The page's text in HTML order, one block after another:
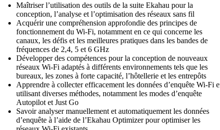
Maîtriser l’utilisation des outils de la suite Ekahau pour la
conception, l’analyse et l’optimisation des réseaux sans fil
Acquérir une compréhension approfondie des principes de
fonctionnement du Wi-Fi, notamment en ce qui concerne les
canaux, les défis et les meilleures pratiques dans les bandes de
fréquences de 2,4, 5 et 6 GHz
Développer des compétences pour la conception de nouveaux
réseaux Wi-Fi adaptés à différents environnements tels que les
bureaux, les zones à forte capacité, l’hôtellerie et les entrepôts
Apprendre à collecter efficacement les données d’enquête Wi-Fi
utilisant diverses méthodes, notamment les modes d’enquête
Autopilot et Just Go
Savoir analyser manuellement et automatiquement les données
d’enquête à l’aide de l’Ekahau Optimizer pour optimiser les